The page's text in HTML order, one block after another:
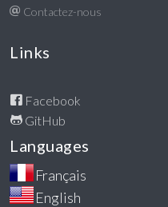
Contactez-nous
Links
Facebook
GitHub
Languages